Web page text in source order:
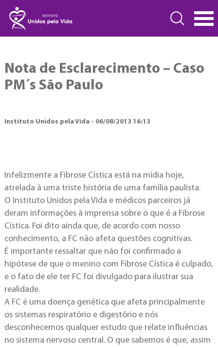
Nota de Esclarecimento – Caso
PM´s São Paulo
Instituto Unidos pela Vida - 06/08/2013 16:13
Infelizmente a Fibrose Cística está na mídia hoje,
atrelada à uma triste história de uma família paulista.
O Instituto Unidos pela Vida e médicos parceiros já
deram informações à imprensa sobre o que é a Fibrose
Cística. Foi dito ainda que, de acordo com nosso
conhecimento, a FC não afeta questões cognitivas.
É importante ressaltar que não foi confirmado a
hipótese de que o menino com Fibrose Cística é culpado,
e o fato de ele ter FC foi divulgado para ilustrar sua
realidade.
A FC é uma doença genética que afeta principalmente
os sistemas respiratório e digestório e nós
desconhecemos qualquer estudo que relate influências
no sistema nervoso central. O que sabemos é que, assim